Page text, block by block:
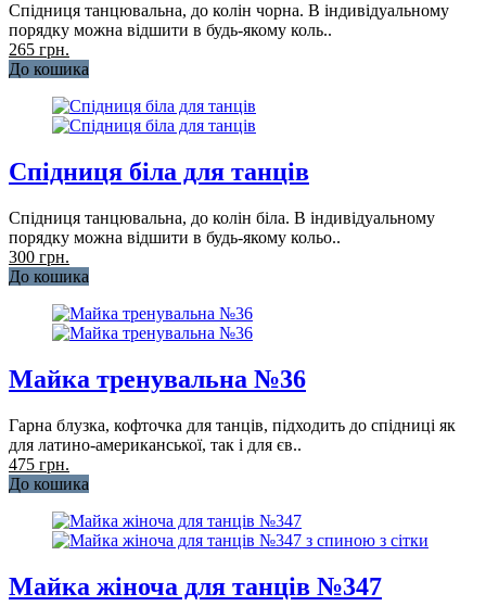
Спідниця танцювальна, до колін чорна. В індивідуальному
порядку можна відшити в будь-якому коль..
265 грн.
До кошика
Спідниця біла для танців
Спідниця танцювальна, до колін біла. В індивідуальному
порядку можна відшити в будь-якому кольо..
300 грн.
До кошика
Майка тренувальна №36
Гарна блузка, кофточка для танців, підходить до спідниці як
для латино-американської, так і для єв..
475 грн.
До кошика
Майка жіноча для танців №347